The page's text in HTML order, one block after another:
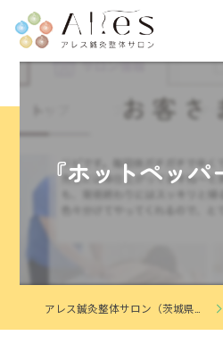
『ホットペッパ